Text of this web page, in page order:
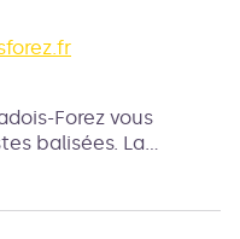
Forez vous
balisées. La
de choisir